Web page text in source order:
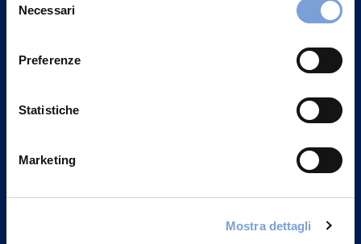
può trovare nel footer del sito nella sezione "Informativa
delNecessari
Preferenze
Statistiche
Marketing
Mostra dettagli
Vittoria Assicurazioni S.p.A.
20149 Milano
FAQ
Governance